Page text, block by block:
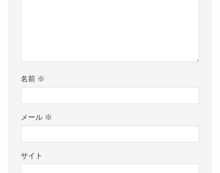
名前 ※
メール ※
サイト